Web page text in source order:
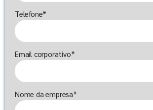
Telefone*
Email corporativo*
Nome da empresa*